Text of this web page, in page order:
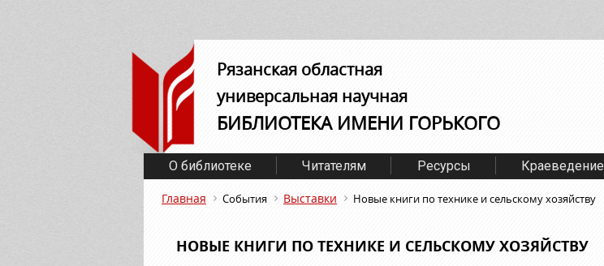
Рязанская областная
универсальная научная
БИБЛИОТЕКА ИМЕНИ ГОРЬКОГО
О библиотеке Читателям Ресурсы Краеведение
Главная События Выставки Новые книги по технике и сельскому хозяйству
НОВЫЕ КНИГИ ПО ТЕХНИКЕ И СЕЛЬСКОМУ ХОЗЯЙСТВУ